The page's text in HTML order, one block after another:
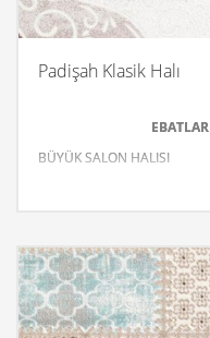
Padişah Klasik Halı
EBATLAR
BÜYÜK SALON HALISI
DİVAN
K.TABAN
B.TABAN